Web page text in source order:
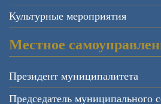
Культурные мероприятия
Местное
Президент муниципалитета
Председатель муниципального